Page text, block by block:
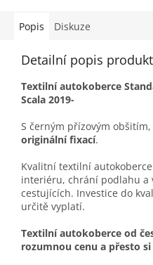
Popis Diskuze
Detailní popis
Textilní autokoberce
Scala 2019-
S černým přízovým
originální fixací.
Kvalitní textilní
interiéru, chrání podlahu a
cestujících. Investice do
určitě vyplatí.
Textilní autokoberce od
rozumnou cenu a přesto